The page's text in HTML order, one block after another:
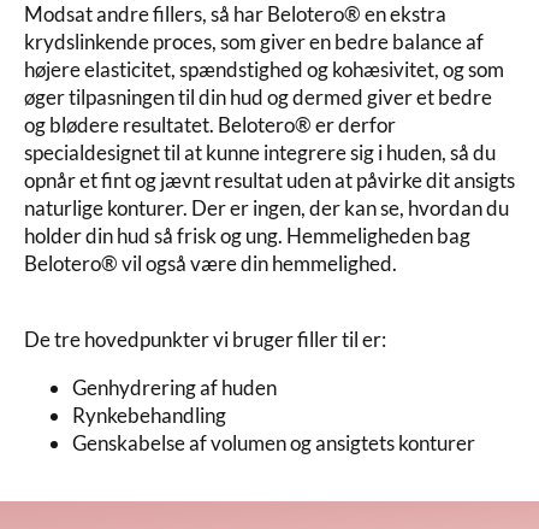
Modsat andre fillers, så har Belotero® en ekstra
krydslinkende proces, som giver en bedre balance af
højere elasticitet, spændstighed og kohæsivitet, og som
øger tilpasningen til din hud og dermed giver et bedre
og blødere resultatet. Belotero® er derfor
specialdesignet til at kunne integrere sig i huden, så du
opnår et fint og jævnt resultat uden at påvirke dit ansigts
naturlige konturer. Der er ingen, der kan se, hvordan du
holder din hud så frisk og ung. Hemmeligheden bag
Belotero® vil også være din hemmelighed.
De tre hovedpunkter vi bruger filler til er:
Genhydrering af huden
Rynkebehandling
Genskabelse af volumen og ansigtets konturer